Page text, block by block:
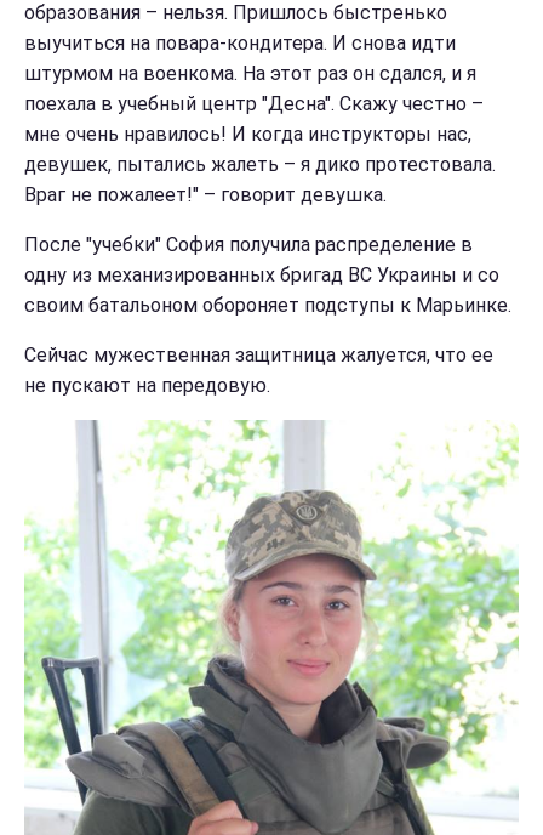
образования – нельзя. Пришлось быстренько
выучиться на повара-кондитера. И снова идти
штурмом на военкома. На этот раз он сдался, и я
поехала в учебный центр "Десна". Скажу честно –
мне очень нравилось! И когда инструкторы нас,
девушек, пытались жалеть – я дико протестовала.
Враг не пожалеет!" – говорит девушка.
После "учебки" София получила распределение в
одну из механизированных бригад ВС Украины и со
своим батальоном обороняет подступы к Марьинке.
Сейчас мужественная защитница жалуется, что ее
не пускают на передовую.